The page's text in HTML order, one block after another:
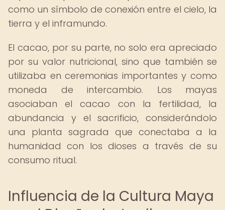
como un símbolo de conexión entre el cielo, la
tierra y el inframundo.
El cacao, por su parte, no solo era apreciado
por su valor nutricional, sino que también se
utilizaba en ceremonias importantes y como
moneda de intercambio. Los mayas
asociaban el cacao con la fertilidad, la
abundancia y el sacrificio, considerándolo
una planta sagrada que conectaba a la
humanidad con los dioses a través de su
consumo ritual.
Influencia de la Cultura Maya